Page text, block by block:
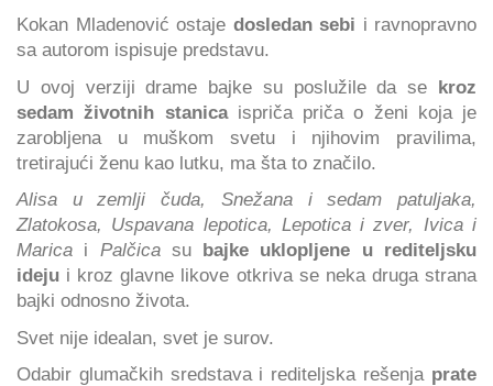
Kokan Mladenović ostaje dosledan sebi i ravnopravno
sa autorom ispisuje predstavu.
U ovoj verziji drame bajke su poslužile da se kroz
sedam životnih stanicaispriča priča o ženi koja je
zarobljena u muškom svetu i njihovim pravilima,
tretirajući ženu kao lutku, ma šta to značilo.
Alisa u zemlji čuda, Snežana i sedam patuljaka,
Zlatokosa, Uspavana lepotica, Lepotica i zver, Ivica i
Marica i Palčicasu bajke uklopljene u rediteljsku
ideju i kroz glavne likove otkriva se neka druga strana
bajki odnosno života.
Svet nije idealan, svet je surov.
Odabir glumačkih sredstava i rediteljska rešenja prate